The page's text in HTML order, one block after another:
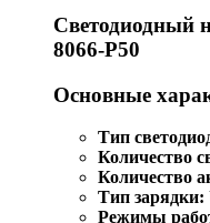
Светодиодный
8066-P50
Основные
Тип
Количество
Количество
Тип зарядки:
Режимы